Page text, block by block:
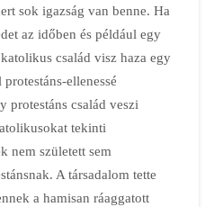
sok igazság van benne. Ha
az időben és például egy
család visz haza egy
ellenessé
protestáns család veszi
tekinti
nem született sem
A társadalom tette
a hamisan ráaggatott